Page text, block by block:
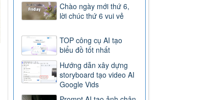
Chào ngày mới thứ 6,
lời chúc thứ 6 vui vẻ
TOP công cụ AI tạo
biểu đồ tốt nhất
Hướng dẫn xây dựng
storyboard tạo video AI
Google Vids